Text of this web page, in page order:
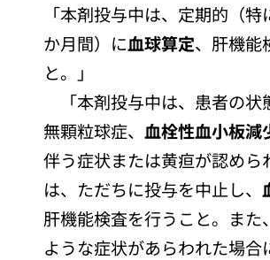
「本剤投与中は、定期的（
か月間）に血球算定、肝機能
と。」
「本剤投与中は、患者の状
無顆粒球症、血栓性血小板減
伴う症状または黄疸が認めら
は、ただちに投与を中止し、
肝機能検査を行うこと。また
ような症状があらわれた場合